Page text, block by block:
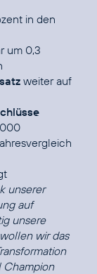
in den
um 0,3
weiter auf
unserer
auf
unsere
wir das
Champion